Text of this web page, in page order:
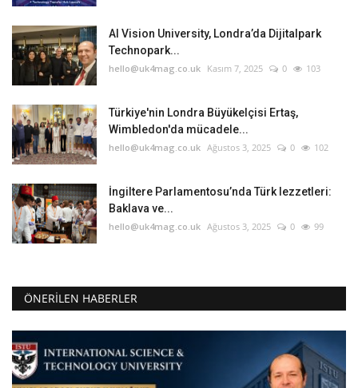
AI Vision University, Londra’da Dijitalpark
Technopark...
hello@uk4mag.co.uk Kasım 7, 2025 0 103
Türkiye'nin Londra Büyükelçisi Ertaş,
Wimbledon'da mücadele...
hello@uk4mag.co.uk Ağustos 3, 2025 0 102
İngiltere Parlamentosu’nda Türk lezzetleri:
Baklava ve...
hello@uk4mag.co.uk Ağustos 3, 2025 0 99
ÖNERILEN HABERLER